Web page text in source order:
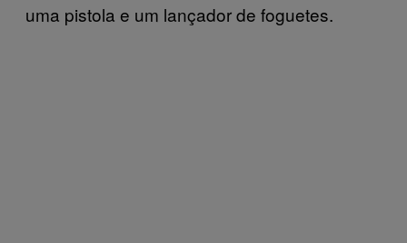
uma pistola e um lançador de foguetes.